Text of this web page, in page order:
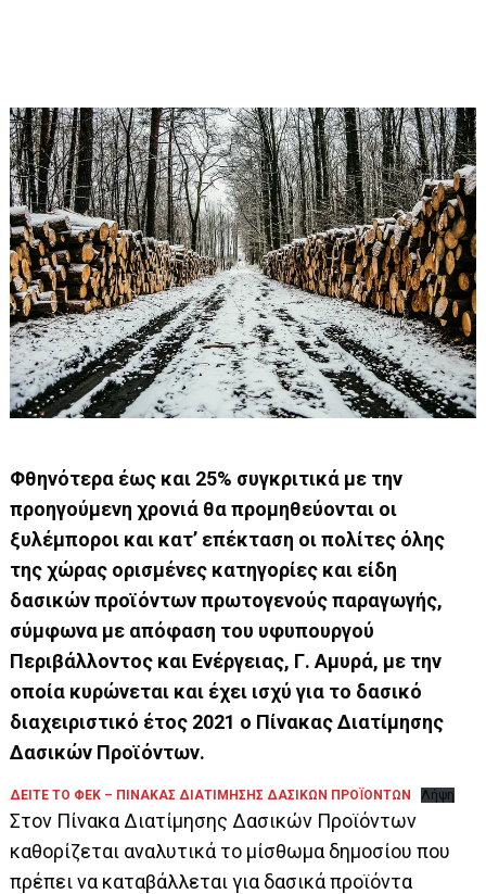
Φθηνότερα έως και 25% συγκριτικά με την
προηγούμενη χρονιά θα προμηθεύονται οι
ξυλέμποροι και κατ’ επέκταση οι πολίτες όλης
της χώρας ορισμένες κατηγορίες και είδη
δασικών προϊόντων πρωτογενούς παραγωγής,
σύμφωνα με απόφαση του υφυπουργού
Περιβάλλοντος και Ενέργειας, Γ. Αμυρά, με την
οποία κυρώνεται και έχει ισχύ για το δασικό
διαχειριστικό έτος 2021 ο Πίνακας Διατίμησης
Δασικών Προϊόντων.
ΔΕΙΤΕ ΤΟ ΦΕΚ – ΠΙΝΑΚΑΣ ΔΙΑΤΙΜΗΣΗΣ ΔΑΣΙΚΩΝ ΠΡΟΪΟΝΤΩΝ Λήψη
Στον Πίνακα Διατίμησης Δασικών Προϊόντων
καθορίζεται αναλυτικά το μίσθωμα δημοσίου που
πρέπει να καταβάλλεται για δασικά προϊόντα